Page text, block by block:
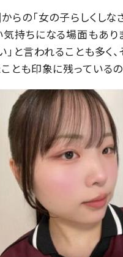
らの「女の子らしくしな
持ちになる場面もあり
」と言われることも多く
とも印象に残っているの